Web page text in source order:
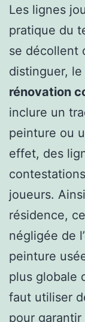
Les lignes
pratique du
se décollent
distinguer,
rénovation
inclure un
peinture ou
effet, des
joueurs.
résidence,
négligée de
peinture
plus globale
faut utiliser
pour